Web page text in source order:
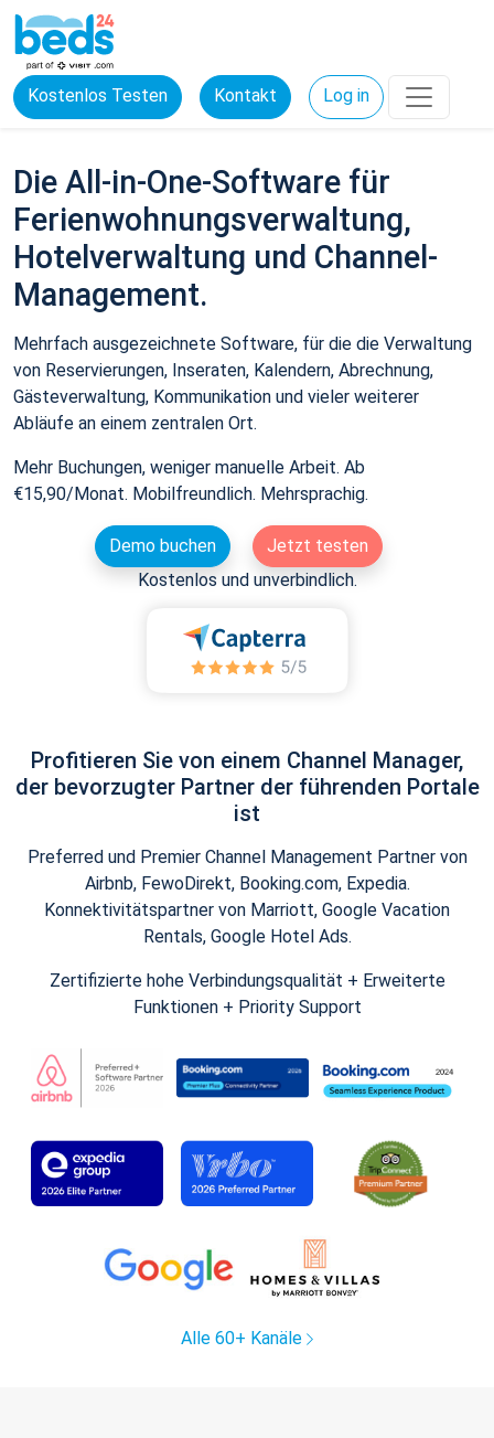
Kostenlos Testen Kontakt Log in
Die All-in-One-Software für
Ferienwohnungsverwaltung,
Hotelverwaltung und Channel-
Management.
Mehrfach ausgezeichnete Software, für die die Verwaltung
von Reservierungen, Inseraten, Kalendern, Abrechnung,
Gästeverwaltung, Kommunikation und vieler weiterer
Abläufe an einem zentralen Ort.
Mehr Buchungen, weniger manuelle Arbeit. Ab
€15,90/Monat. Mobilfreundlich. Mehrsprachig.
Demo buchen
Jetzt testen
Kostenlos und unverbindlich.
Profitieren Sie von einem Channel Manager,
der bevorzugter Partner der führenden Portale
ist
Preferred und Premier Channel Management Partner von
Airbnb, FewoDirekt, Booking.com, Expedia.
Konnektivitätspartner von Marriott, Google Vacation
Rentals, Google Hotel Ads.
Zertifizierte hohe Verbindungsqualität + Erweiterte
Funktionen + Priority Support
Alle 60+ Kanäle